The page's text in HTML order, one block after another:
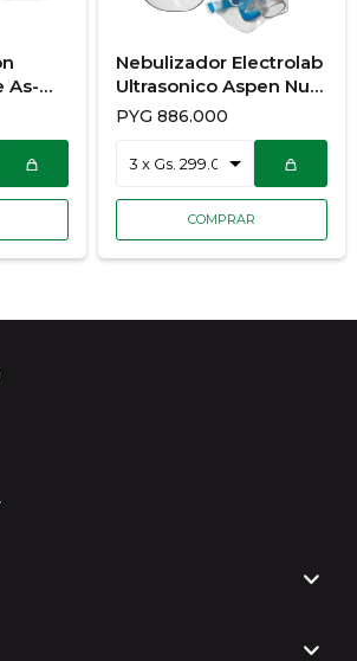
As-
Nebulizador Electrolab
Ultrasonico Aspen Nu
320
PYG 886.000